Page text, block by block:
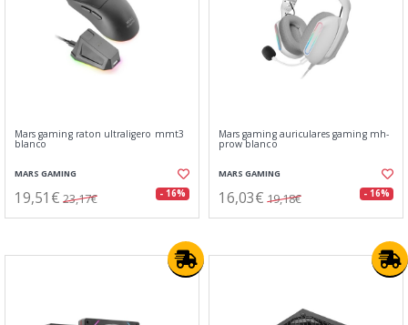
Mars gaming raton ultraligero mmt3
blanco
MARS GAMING
19,51€ 23,17€ - 16%
Mars gaming auriculares gaming mh-
prow blanco
MARS GAMING
16,03€ 19,18€ - 16%